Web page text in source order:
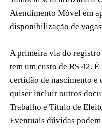
Atendimento Móvel em
disponibilização de
A primeira via do
tem um custo de R$ 42.
certidão de nascimento e
quiser incluir outros
Trabalho e Título de
Eventuais dúvidas